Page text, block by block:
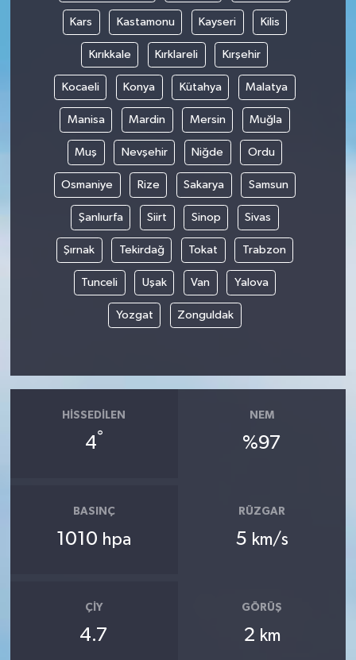
Kars Kastamonu Kayseri Kilis
Kırıkkale Kırklareli Kırşehir
Kocaeli Konya Kütahya Malatya
Manisa Mardin Mersin Muğla
Muş Nevşehir Niğde Ordu
Osmaniye Rize Sakarya Samsun
Şanlıurfa Siirt Sinop Sivas
Şırnak Tekirdağ Tokat Trabzon
Tunceli Uşak Van Yalova
Yozgat Zonguldak
HISSEDILEN
4°
NEM
%97
BASINÇ
1010 hpa
RÜZGAR
5 km/s
ÇIY
4.7
GÖRÜŞ
2 km